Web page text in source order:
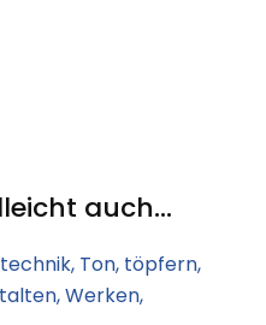
auch...